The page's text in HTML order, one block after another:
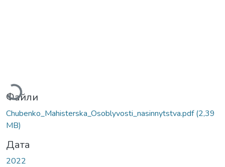
Файли
Chubenko_Мahisterska_Osoblyvosti_nasinnytstva.pdf(2,39
MB)
Дата
2022